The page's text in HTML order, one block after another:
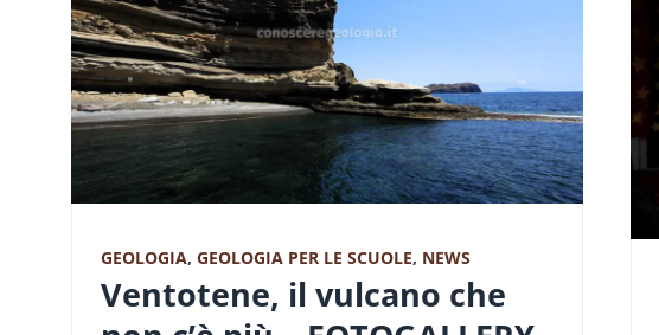
GEOLOGIA, GEOLOGIA PER LE SCUOLE, NEWS
Ventotene, il vulcano che